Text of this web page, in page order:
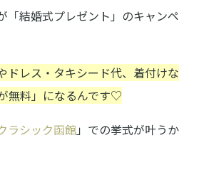
「結婚式プレゼント」のキャンペ
ドレス・タキシード代、着付けな
無料」になるんです♡
ラシック函館」での挙式が叶うか